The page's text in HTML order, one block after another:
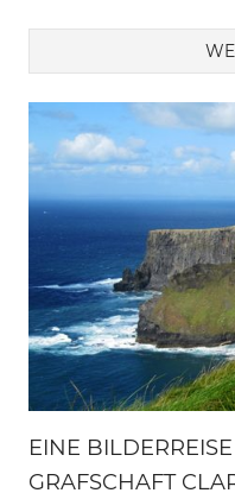
EINE
GRAFSCHAFT